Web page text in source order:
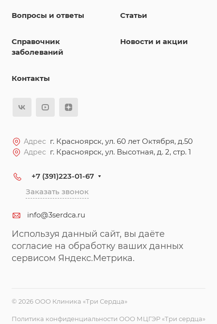
Вопросы и ответы Статьи
Справочник
заболеваний
Новости и акции
Контакты
Адрес г. Красноярск, ул. 60 лет Октября, д.50
Адрес г. Красноярск, ул. Высотная, д. 2, стр. 1
+7 (391)223-01-67
Заказать звонок
info@3serdca.ru
Используя данный сайт, вы даёте
согласие на обработку ваших данных
сервисом Яндекс.Метрика.
© 2026 ООО Клиника «Три Сердца»
Политика конфиденциальности ООО МЦГЭР «Три сердца»